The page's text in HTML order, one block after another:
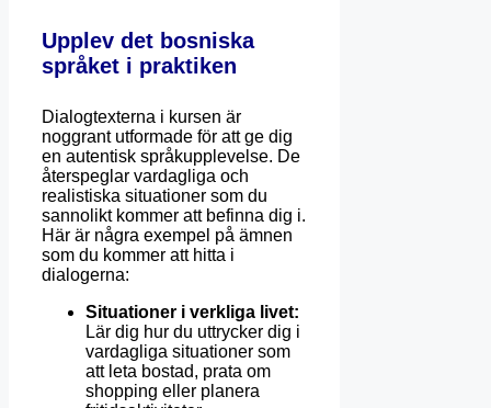
Upplev det bosniska
språket i praktiken
Dialogtexterna i kursen är
noggrant utformade för att ge dig
en autentisk språkupplevelse. De
återspeglar vardagliga och
realistiska situationer som du
sannolikt kommer att befinna dig i.
Här är några exempel på ämnen
som du kommer att hitta i
dialogerna:
Situationer i verkliga livet:
Lär dig hur du uttrycker dig i
vardagliga situationer som
att leta bostad, prata om
shopping eller planera